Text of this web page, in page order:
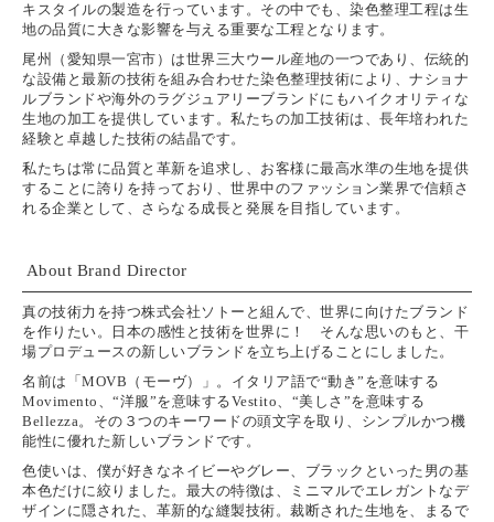
キスタイルの製造を行っています。その中でも、染色整理工程は生
地の品質に大きな影響を与える重要な工程となります。
尾州（愛知県一宮市）は世界三大ウール産地の一つであり、伝統的
な設備と最新の技術を組み合わせた染色整理技術により、ナショナ
ルブランドや海外のラグジュアリーブランドにもハイクオリティな
生地の加工を提供しています。私たちの加工技術は、長年培われた
経験と卓越した技術の結晶です。
私たちは常に品質と革新を追求し、お客様に最高水準の生地を提供
することに誇りを持っており、世界中のファッション業界で信頼さ
れる企業として、さらなる成長と発展を目指しています。
About Brand Director
真の技術力を持つ株式会社ソトーと組んで、世界に向けたブランド
を作りたい。日本の感性と技術を世界に！ そんな思いのもと、干
場プロデュースの新しいブランドを立ち上げることにしました。
名前は「 MOVB （モーヴ）」。イタリア語で“動き”を意味する
Movimento 、“洋服”を意味するVestito、“美しさ”を意味する
Bellezza。その３つのキーワードの頭文字を取り、シンプルかつ機
能性に優れた新しいブランドです。
色使いは、僕が好きなネイビーやグレー、ブラックといった男の基
本色だけに絞りました。最大の特徴は、ミニマルでエレガントなデ
ザインに隠された、革新的な縫製技術。裁断された生地を、まるで